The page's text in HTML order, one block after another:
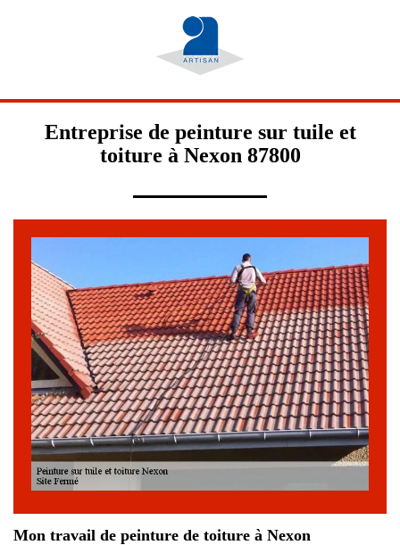
Entreprise de peinture sur tuile et
toiture à Nexon 87800
Mon travail de peinture de toiture à Nexon